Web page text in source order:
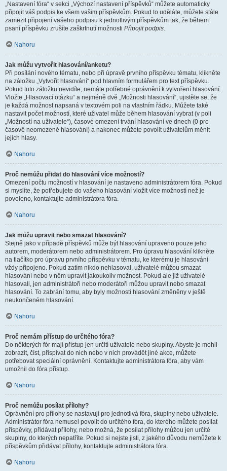
„Nastavení fóra“ v sekci „Výchozí nastavení příspěvků“ můžete automaticky
připojit váš podpis ke všem vašim příspěvkům. Pokud to uděláte, můžete stále
zamezit připojení vašeho podpisu k jednotlivým příspěvkům tak, že během
psaní příspěvku zrušíte zaškrtnutí možnosti Připojit podpis.
Nahoru
Jak můžu vytvořit hlasování/anketu?
Při posílání nového tématu, nebo při úpravě prvního příspěvku tématu, klikněte
na záložku „Vytvořit hlasování“ pod hlavním formulářem pro text příspěvku.
Pokud tuto záložku nevidíte, nemáte potřebné oprávnění k vytvoření hlasování.
Vložte „Hlasovací otázku“ a nejméně dvě „Možnosti hlasování“, ujistěte se, že
je každá možnost napsaná v textovém poli na vlastním řádku. Můžete také
nastavit počet možností, které uživatel může během hlasování vybrat (v poli
„Možností na uživatele“), časové omezení trvání hlasování ve dnech (0 pro
časově neomezené hlasování) a nakonec můžete povolit uživatelům měnit
jejich hlasy.
Nahoru
Proč nemůžu přidat do hlasování více možností?
Omezení počtu možností v hlasování je nastaveno administrátorem fóra. Pokud
si myslíte, že potřebujete do vašeho hlasování vložit více možností než je
povoleno, kontaktujte administrátora fóra.
Nahoru
Jak můžu upravit nebo smazat hlasování?
Stejně jako v případě příspěvků může být hlasování upraveno pouze jeho
autorem, moderátorem nebo administrátorem. Pro úpravu hlasování klikněte
na tlačítko pro úpravu prvního příspěvku v tématu, ke kterému je hlasování
vždy připojeno. Pokud zatím nikdo nehlasoval, uživatelé můžou smazat
hlasování nebo v něm upravit jakoukoliv možnost. Pokud ale již uživatelé
hlasovali, jen administrátoři nebo moderátoři můžou upravit nebo smazat
hlasování. To zabrání tomu, aby byly možnosti hlasování změněny v ještě
neukončeném hlasování.
Nahoru
Proč nemám přístup do určitého fóra?
Do některých fór mají přístup jen určití uživatelé nebo skupiny. Abyste je mohli
zobrazit, číst, přispívat do nich nebo v nich provádět jiné akce, můžete
potřebovat speciální oprávnění. Kontaktujte administrátora fóra, aby vám
umožnil do fóra přístup.
Nahoru
Proč nemůžu posílat přílohy?
Oprávnění pro přílohy se nastavují pro jednotlivá fóra, skupiny nebo uživatele.
Administrátor fóra nemusel povolit do určitého fóra, do kterého můžete posílat
příspěvky, přidávat přílohy, nebo možná, že posílat přílohy můžou jen určité
skupiny, do kterých nepatříte. Pokud si nejste jisti, z jakého důvodu nemůžete k
příspěvkům přidávat přílohy, kontaktujte administrátora fóra.
Nahoru